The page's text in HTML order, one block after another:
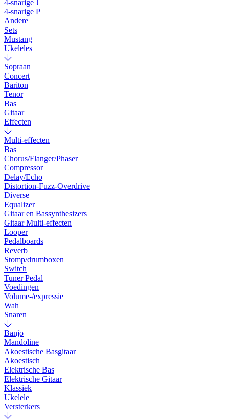
4-snarige J
4-snarige P
Andere
Sets
Mustang
Ukeleles
Sopraan
Concert
Bariton
Tenor
Bas
Gitaar
Effecten
Multi-effecten
Bas
Chorus/Flanger/Phaser
Compressor
Delay/Echo
Distortion-Fuzz-Overdrive
Diverse
Equalizer
Gitaar en Bassynthesizers
Gitaar Multi-effecten
Looper
Pedalboards
Reverb
Stomp/drumboxen
Switch
Tuner Pedal
Voedingen
Volume-/expressie
Wah
Snaren
Banjo
Mandoline
Akoestische Basgitaar
Akoestisch
Elektrische Bas
Elektrische Gitaar
Klassiek
Ukelele
Versterkers